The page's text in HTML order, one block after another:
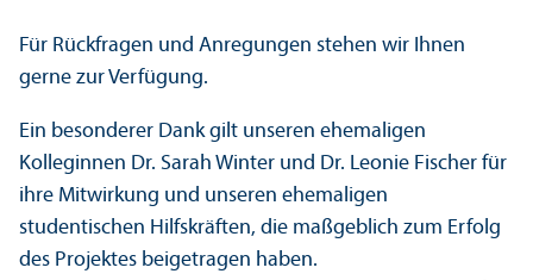
Für Rückfragen und Anregungen stehen wir Ihnen
gerne zur Verfügung.
Ein besonderer Dank gilt unseren ehemaligen
Kolleginnen Dr. Sarah Winter und Dr. Leonie Fischer für
ihre Mit­wirkung und unseren ehemaligen
studentischen Hilfskräften, die maßgeblich zum Erfolg
des Projektes beigetragen haben.